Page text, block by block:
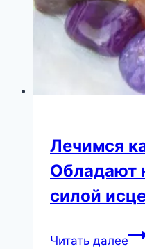
Лечимся
Обладают
силой
Читать далее